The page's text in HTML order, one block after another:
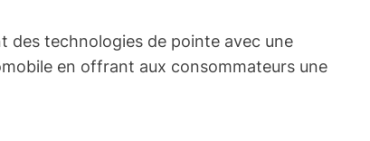
des technologies de pointe avec une
en offrant aux consommateurs une